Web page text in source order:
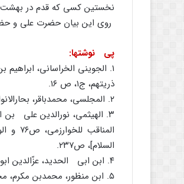
نخستین کسى که قدم در
روى این بیان حضرت على و
پى نوشتها:
۱. الجوینى الخراسانى،
ذریتهم، ج۱، ص ۱۶.
۲. المجلسى، محمدباقر، بحارالانوار،
۳
السلام]، ص۲۳۷.
۴. ابن ابى الحدید، عزّالدین
۵. ابن منظور، محمدبن مکرم،